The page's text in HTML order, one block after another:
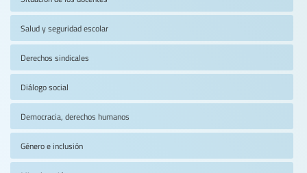
Salud y seguridad escolar
Derechos sindicales
Diálogo social
Democracia, derechos humanos
Género e inclusión